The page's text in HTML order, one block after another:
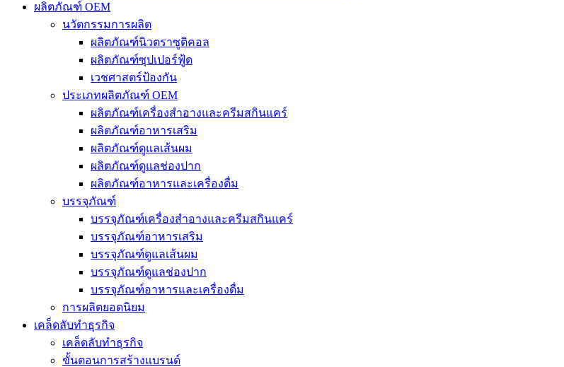
ผลิตภัณฑ์ OEM
นวัตกรรมการผลิต
ผลิตภัณฑ์นิวตราซูติคอล
ผลิตภัณฑ์ซุปเปอร์ฟู้ด
เวชศาสตร์ป้องกัน
ประเภทผลิตภัณฑ์ OEM
ผลิตภัณฑ์เครื่องสำอางและครีมสกินแคร์
ผลิตภัณฑ์อาหารเสริม
ผลิตภัณฑ์ดูแลเส้นผม
ผลิตภัณฑ์ดูแลช่องปาก
ผลิตภัณฑ์อาหารและเครื่องดื่ม
บรรจุภัณฑ์
บรรจุภัณฑ์เครื่องสำอางและครีมสกินแคร์
บรรจุภัณฑ์อาหารเสริม
บรรจุภัณฑ์ดูแลเส้นผม
บรรจุภัณฑ์ดูแลช่องปาก
บรรจุภัณฑ์อาหารและเครื่องดื่ม
การผลิตยอดนิยม
เคล็ดลับทำธุรกิจ
เคล็ดลับทำธุรกิจ
ขั้นตอนการสร้างแบรนด์